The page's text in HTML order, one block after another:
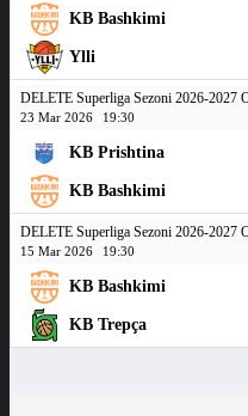
KB Bashkimi
Ylli
DELETE Superliga Sezoni 2026-2027
23 Mar 2026 19:30
KB Prishtina
KB Bashkimi
DELETE Superliga Sezoni 2026-2027
15 Mar 2026 19:30
KB Bashkimi
KB Trepça